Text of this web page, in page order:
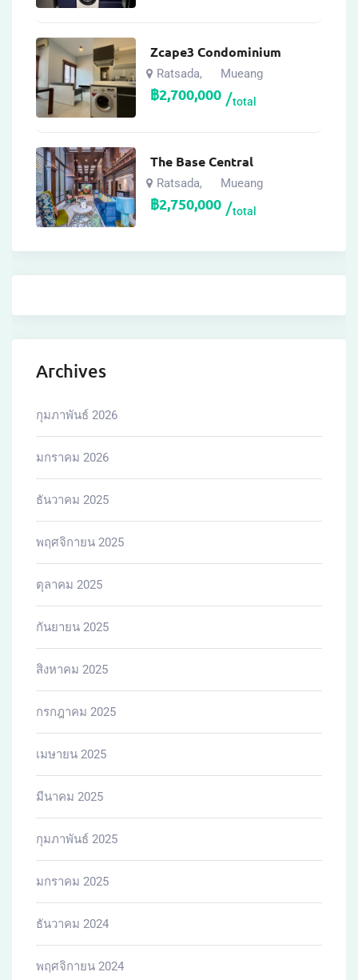
Zcape3 Condominium
Ratsada, Mueang
฿2,700,000 total
The Base Central
Ratsada, Mueang
฿2,750,000 total
Archives
กุมภาพันธ์ 2026
มกราคม 2026
ธันวาคม 2025
พฤศจิกายน 2025
ตุลาคม 2025
กันยายน 2025
สิงหาคม 2025
กรกฎาคม 2025
เมษายน 2025
มีนาคม 2025
กุมภาพันธ์ 2025
มกราคม 2025
ธันวาคม 2024
พฤศจิกายน 2024